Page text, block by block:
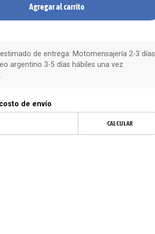
Agregar al carrito
de entrega: Motomensajería 2-3 días
argentino 3-5 días hábiles una vez
de envío
CALCULAR